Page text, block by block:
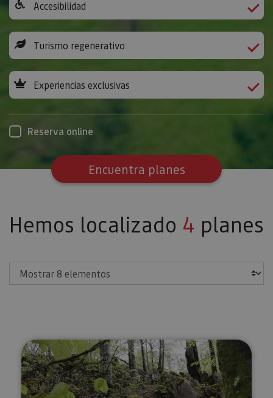
Accesibilidad
Turismo regenerativo
Experiencias exclusivas
Reserva online
Encuentra planes
Hemos localizado 4 planes
Excursión a la Selva de Irati,